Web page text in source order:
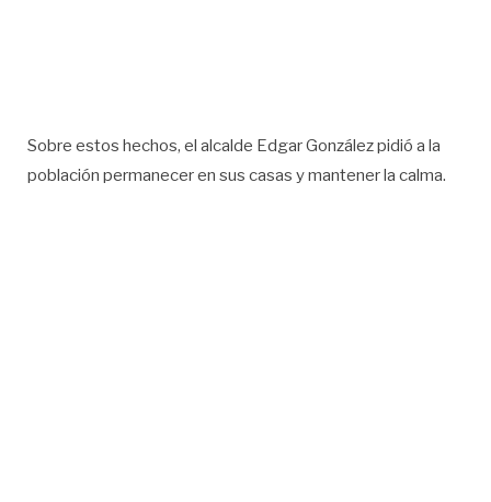
Sobre estos hechos, el alcalde Edgar González pidió a la
población permanecer en sus casas y mantener la calma.